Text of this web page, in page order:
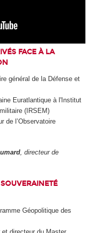
FACE À LA
général de la Défense et
Euratlantique à l'Institut
(IRSEM)
de l’Observatoire
, directeur de
Géopolitique des